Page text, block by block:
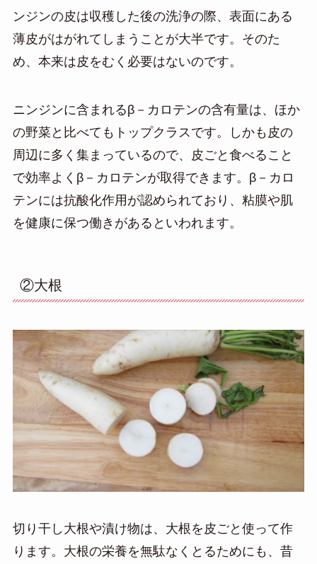
ンジンの皮は収穫した後の洗浄の際、表面にある
薄皮がはがれてしまうことが大半です。そのた
め、本来は皮をむく必要はないのです。
ニンジンに含まれるβ－カロテンの含有量は、ほか
の野菜と比べてもトップクラスです。しかも皮の
周辺に多く集まっているので、皮ごと食べること
で効率よくβ－カロテンが取得できます。β－カロ
テンには抗酸化作用が認められており、粘膜や肌
を健康に保つ働きがあるといわれます。
②大根
切り干し大根や漬け物は、大根を皮ごと使って作
ります。大根の栄養を無駄なくとるためにも、昔